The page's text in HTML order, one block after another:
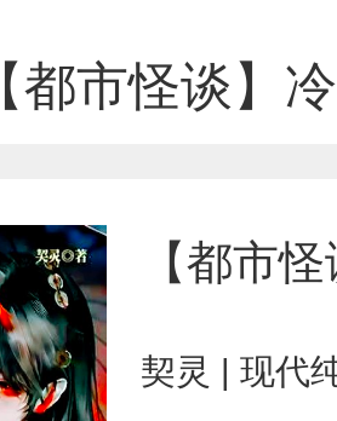
【都市怪谈】
【都市
契灵 | 现代